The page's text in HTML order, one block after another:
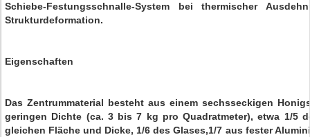
Schiebe-Festungsschnalle-System bei thermischer
Strukturdeformation.
Eigenschaften
Das Zentrummaterial besteht aus einem sechsseckigen
geringen Dichte (ca. 3 bis 7 kg pro Quadratmeter), etwa 1/5
gleichen Fläche und Dicke, 1/6 des Glases,1/7 aus fester